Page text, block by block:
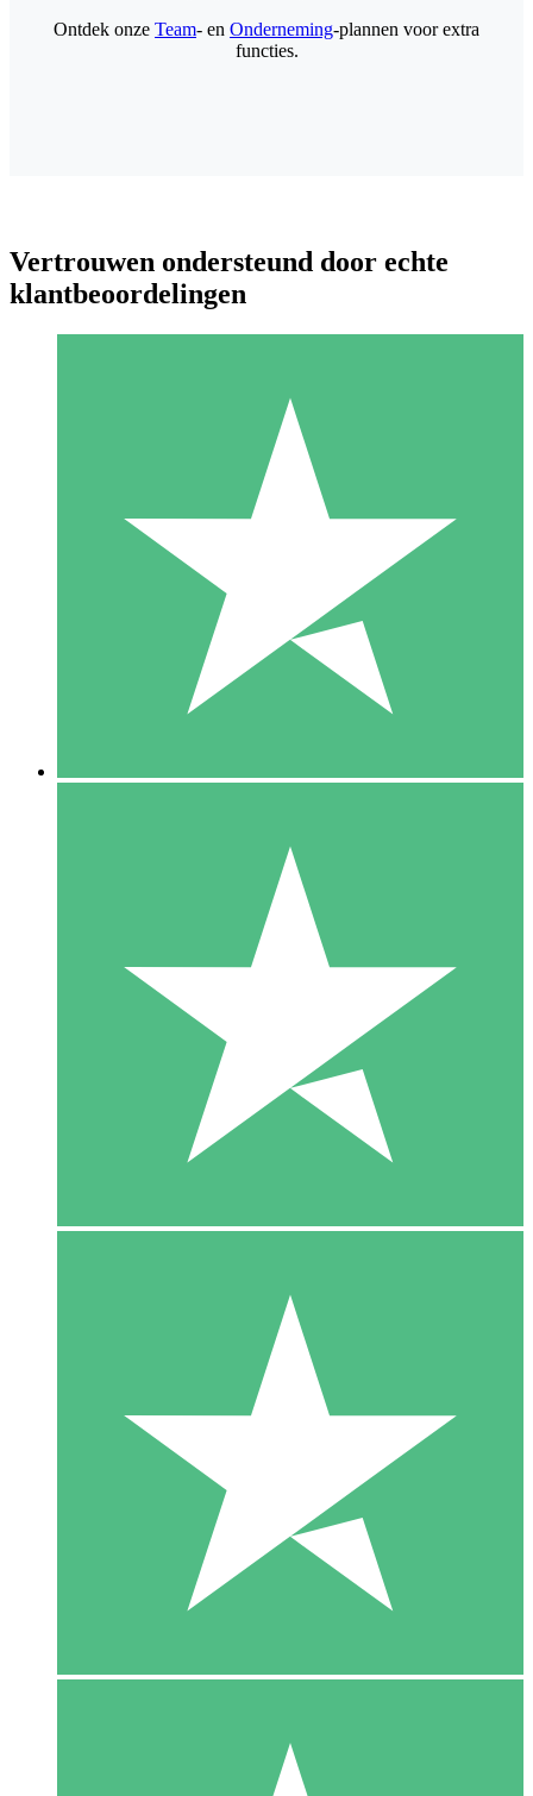
Individuele Creditpakketten
Betaal per gebruik met downloadtegoeden. Geen maandelijkse
1000
10 Downloaden
20 00
Ontdek onze Team- en Onderneming-plannen voor extra
functies.
Vertrouwen ondersteund door echte
klantbeoordelingen